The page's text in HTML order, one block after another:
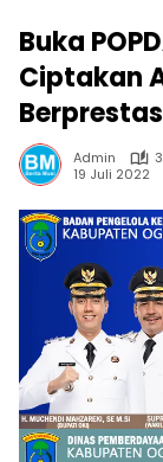
Buka
Ciptakan
Admin
19 Juli 2022